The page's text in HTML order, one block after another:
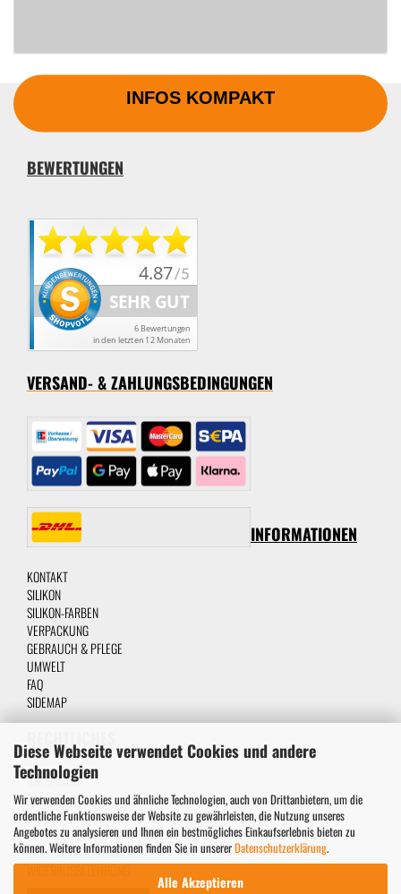
Diese Webseite verwendet Cookies und andere
Technologien
Wir verwenden Cookies und ähnliche Technologien, auch von Drittanbietern, um die
ordentliche Funktionsweise der Website zu gewährleisten, die Nutzung unseres
Angebotes zu analysieren und Ihnen ein bestmögliches Einkaufserlebnis bieten zu
können. Weitere Informationen finden Sie in unsererDatenschutzerklärung.
Alle Akzeptieren
INFOS KOMPAKT
BEWERTUNGEN
VERSAND- & ZAHLUNGSBEDINGUNGEN
INFORMATIONEN
KONTAKT
SILIKON
SILIKON-FARBEN
VERPACKUNG
GEBRAUCH & PFLEGE
UMWELT
FAQ
SIDEMAP
IMPRESSUM
DATENSCHUTZ
AGB
COOKIE EINSTELLUNGEN
SITZUNG UNTERBROCHEN